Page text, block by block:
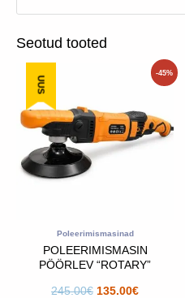
Seotud tooted
-45%
UUS
Poleerimismasinad
POLEERIMISMASIN
PÖÖRLEV “ROTARY”
245.00€
245.00€.
135.00€
Praegune
hind
135.00€.